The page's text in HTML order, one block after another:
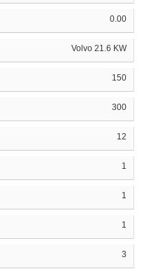
0.00
Volvo 21.6 KW
150
300
12
1
1
1
3